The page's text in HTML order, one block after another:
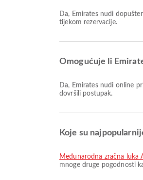
Da, Emirates nudi dopuštenu količinu prtljage za Domaći & Međunarodni letove iz Lahore. Pojedinosti ovise o vrsti karte i odredištu. Detalje o prtljazi možete vidjeti na Airpazu
tijekom rezervacije.
Omogućuje li
Da, Emirates nudi online prijavu za letove iz grada Lahore, omogućujući vam praktičnu prijavu na let putem naše platforme. Jednostavno slijedite upute na Airpaz kako biste
dovršili postupak.
Koje su
Međunarodna zračna luka
mnoge druge pogodnosti